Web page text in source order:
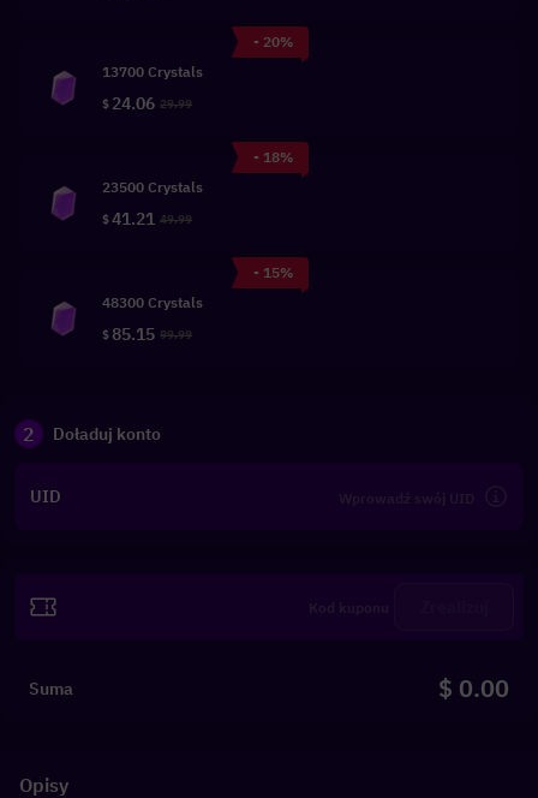
- 20%
13700 Crystals
$ 24.06 29.99
- 18%
23500 Crystals
$41.21 49.99
- 15%
48300 Crystals
$ 85.15 99.99
2 Doładuj konto
UID
Suma $ 0.00
Opisy